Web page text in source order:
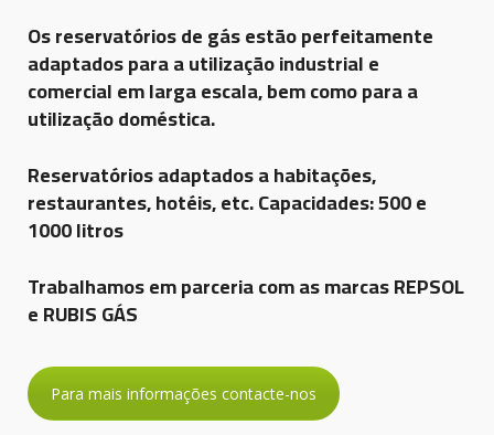
Os reservatórios de gás estão perfeitamente
adaptados para a utilização industrial e
comercial em larga escala, bem como para a
utilização doméstica.
Reservatórios adaptados a habitações,
restaurantes, hotéis, etc. Capacidades: 500 e
1000 litros
Trabalhamos em parceria com as marcas REPSOL
e RUBIS GÁS
Para mais informações contacte-nos